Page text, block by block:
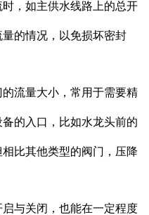
，如主供水线路上的总开
的情况，以免损坏密封
流量大小，常用于需要精
的入口，比如水龙头前的
比其他类型的阀门，压降
与关闭，也能在一定程度